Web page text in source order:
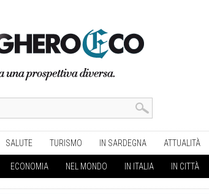
SALUTE TURISMO IN SARDEGNA ATTUALITÀ
ECONOMIA NEL MONDO IN ITALIA IN CITTÀ